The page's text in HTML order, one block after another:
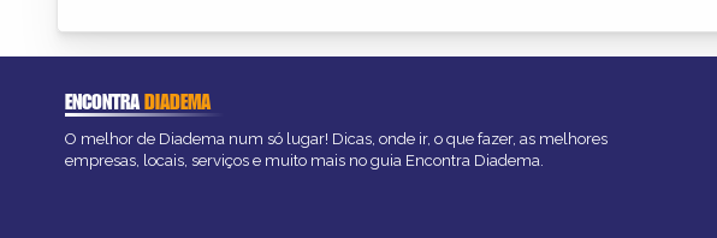
ENCONTRADIADEMA
O melhor de Diadema num só lugar! Dicas, onde ir, o que fazer, as melhores
empresas, locais, serviços e muito mais no guia Encontra Diadema.